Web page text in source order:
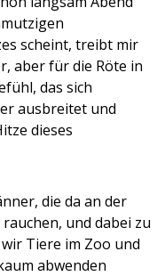
scheint, treibt mir
aber für die Röte in
das sich
ausbreitet und
dieses
die da an der
und dabei zu
Tiere im Zoo und
abwenden